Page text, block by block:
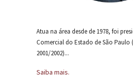
Atua na área desde de 1978, foi
Comercial do Estado de São Paulo
2001/2002)...
Saiba mais.